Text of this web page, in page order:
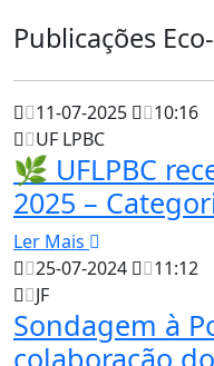
Publicações
11-07-2025
10:16
UF LPBC
🌿 UFLPBC
2025 –
Ler Mais
25-07-2024
11:12
JF
Sondagem à
colaboração